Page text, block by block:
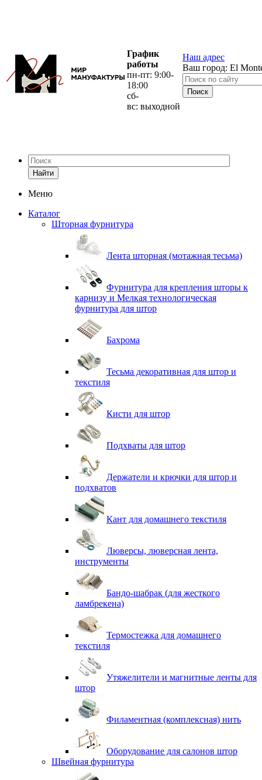
График
работы
пн-пт: 9:00-
18:00
сб-
вс: выходной
Наш адрес
Ваш город: El
Найти
Меню
Каталог
Шторная фурнитура
Лента шторная (мотажная тесьма)
Фурнитура для крепления шторы к
карнизу и Мелкая технологическая
фурнитура для штор
Бахрома
Тесьма декоративная для штор и
текстиля
Кисти для штор
Подхваты для штор
Держатели и крючки для штор и
подхватов
Кант для домашнего текстиля
Люверсы, люверсная лента,
инструменты
Бандо-шабрак (для жесткого
ламбрекена)
Термостежка для домашнего
текстиля
Утяжелители и магнитные ленты для
штор
Филаментная (комплексная) нить
Оборудование для салонов штор
Швейная фурнитура